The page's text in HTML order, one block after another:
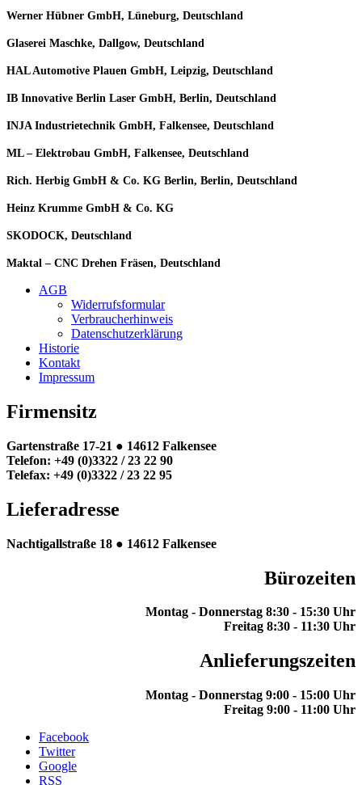
Werner Hübner GmbH, Lüneburg, Deutschland
Glaserei Maschke, Dallgow, Deutschland
HAL Automotive Plauen GmbH, Leipzig, Deutschland
IB Innovative Berlin Laser GmbH, Berlin, Deutschland
INJA Industrietechnik GmbH, Falkensee, Deutschland
ML – Elektrobau GmbH, Falkensee, Deutschland
Rich. Herbig GmbH & Co. KG Berlin, Berlin, Deutschland
Heinz Krumme GmbH & Co. KG
SKODOCK, Deutschland
Maktal – CNC Drehen Fräsen, Deutschland
AGB
Widerrufsformular
Verbraucherhinweis
Datenschutzerklärung
Historie
Kontakt
Impressum
Firmensitz
Gartenstraße 17-21 ● 14612 Falkensee
Telefon: +49 (0)3322 / 23 22 90
Telefax: +49 (0)3322 / 23 22 95
Lieferadresse
Nachtigallstraße 18 ● 14612 Falkensee
Bürozeiten
Montag - Donnerstag 8:30 - 15:30 Uhr
Freitag 8:30 - 11:30 Uhr
Anlieferungszeiten
Montag - Donnerstag 9:00 - 15:00 Uhr
Freitag 9:00 - 11:00 Uhr
Facebook
Twitter
Google
RSS